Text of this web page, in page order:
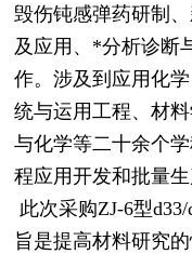
毁伤钝感弹药研制
及应用、*分析诊断
作。涉及到应用化
统与运用工程、材
与化学等二十余个
程应用开发和批量
此次采购ZJ-6型
旨是提高材料研究